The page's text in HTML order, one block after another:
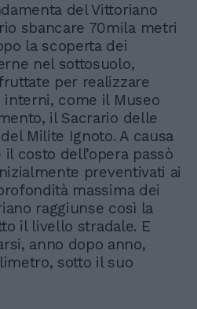
del Vittoriano
sbancare 70mila metri
la scoperta dei
nel sottosuolo,
per realizzare
come il Museo
il Sacrario delle
Milite Ignoto. A causa
costo dell’opera passò
preventivati ai
massima dei
raggiunse così la
il livello stradale. E
anno dopo anno,
sotto il suo